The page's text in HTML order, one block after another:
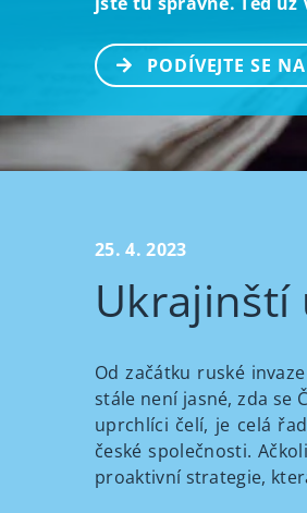
PODÍVEJTE SE
25. 4. 2023
Ukrajinští
Od začátku ruské
stále není jasné, zda se
uprchlíci čelí, je celá
české společnosti.
proaktivní strategie,